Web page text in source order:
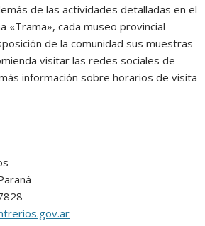
de las actividades detalladas en el
«Trama», cada museo provincial
de la comunidad sus muestras
visitar las redes sociales de
información sobre horarios de visita